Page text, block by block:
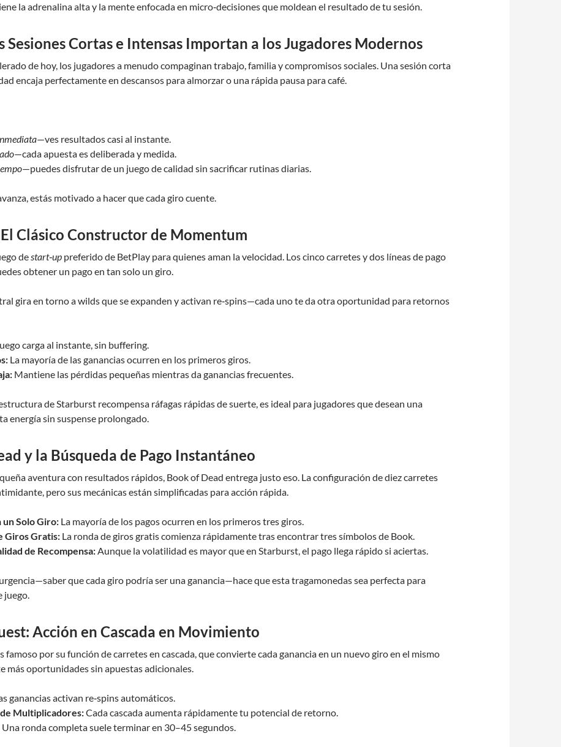
la adrenalina alta y la mente enfocada en micro‑decisiones que moldean el resultado de tu sesión.
Sesiones Cortas e Intensas Importan a los Jugadores Modernos
de hoy, los jugadores a menudo compaginan trabajo, familia y compromisos sociales. Una sesión corta
encaja perfectamente en descansos para almorzar o una rápida pausa para café.
—ves resultados casi al instante.
—cada apuesta es deliberada y medida.
—puedes disfrutar de un juego de calidad sin sacrificar rutinas diarias.
estás motivado a hacer que cada giro cuente.
Clásico Constructor de Momentum
destart‑up preferido de BetPlay para quienes aman la velocidad. Los cinco carretes y dos líneas de pago
obtener un pago en tan solo un giro.
gira en torno a wilds que se expanden y activan re‑spins—cada uno te da otra oportunidad para retornos
carga al instante, sin buffering.
La mayoría de las ganancias ocurren en los primeros giros.
Mantiene las pérdidas pequeñas mientras da ganancias frecuentes.
de Starburst recompensa ráfagas rápidas de suerte, es ideal para jugadores que desean una
energía sin suspense prolongado.
y la Búsqueda de Pago Instantáneo
aventura con resultados rápidos, Book of Dead entrega justo eso. La configuración de diez carretes
pero sus mecánicas están simplificadas para acción rápida.
un Solo Giro: La mayoría de los pagos ocurren en los primeros tres giros.
Giros Gratis: La ronda de giros gratis comienza rápidamente tras encontrar tres símbolos de Book.
de Recompensa:Aunque la volatilidad es mayor que en Starburst, el pago llega rápido si aciertas.
que cada giro podría ser una ganancia—hace que esta tragamonedas sea perfecta para
juego.
Acción en Cascada en Movimiento
famoso por su función de carretes en cascada, que convierte cada ganancia en un nuevo giro en el mismo
oportunidades sin apuestas adicionales.
ganancias activan re‑spins automáticos.
Multiplicadores:Cada cascada aumenta rápidamente tu potencial de retorno.
Una ronda completa suele terminar en 30–45 segundos.